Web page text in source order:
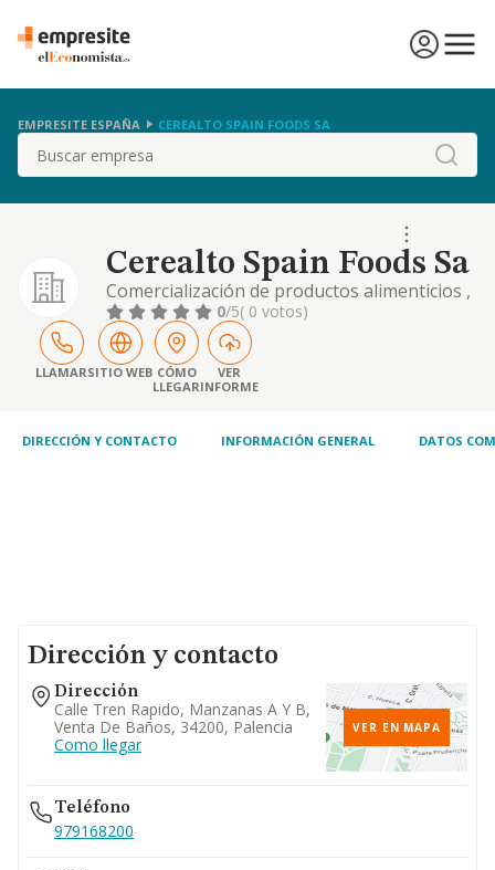
EMPRESITE ESPAÑA CEREALTO SPAIN FOODS SA
Buscar
Cerealto Spain Foods Sa
Comercialización de productos alimenticios ,
como galleta pasta y sancks
0/5( 0 votos)
LLAMARSITIO WEB CÓMO
LLEGAR
VER
INFORME
DIRECCIÓN Y CONTACTO INFORMACIÓN GENERAL DATOS
Dirección y contacto
Dirección
Calle Tren Rapido, Manzanas A Y B,
Venta De Baños, 34200, Palencia
Como llegar
VER EN MAPA
Teléfono
979168200